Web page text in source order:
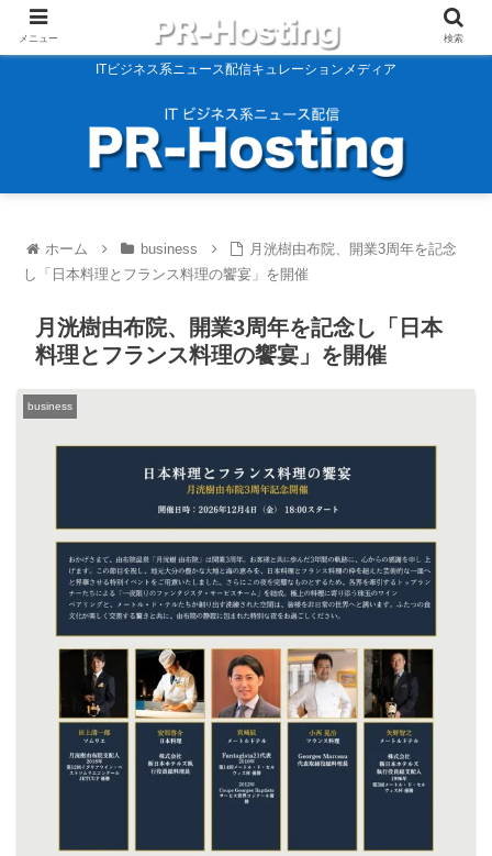
ITビジネス系ニュース配信キュレーションメディア
ホーム business
月洸樹由布院、開業3周年を記念
し「日本料理とフランス料理の饗宴」を開催
月洸樹由布院、開業3周年を記念し「日本
料理とフランス料理の饗宴」を開催
business
メニュー 検索